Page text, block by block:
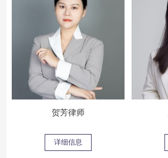
贺芳律师
详细信息